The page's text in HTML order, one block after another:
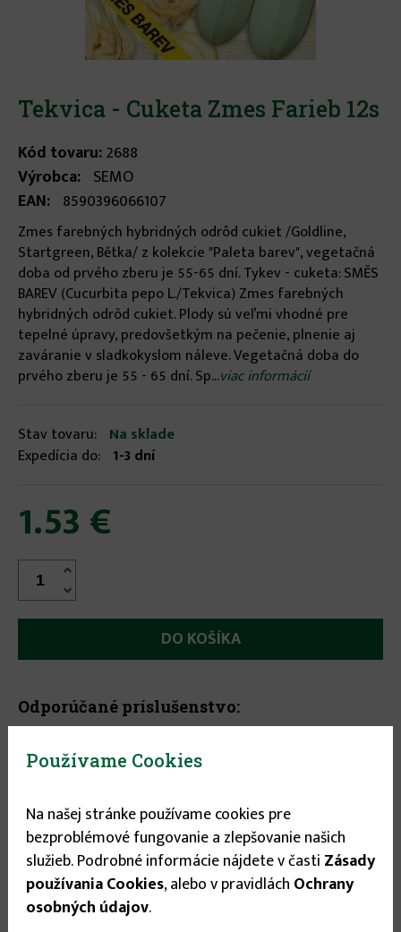
Tekvica - Cuketa Zmes Farieb 12s
Kód tovaru:2688
Výrobca: SEMO
EAN: 8590396066107
Zmes farebných hybridných odrôd cukiet /Goldline,
Startgreen, Bětka/ z kolekcie "Paleta barev", vegetačná
doba od prvého zberu je 55-65 dní. Tykev - cuketa: SMĚS
BAREV (Cucurbita pepo L./Tekvica) Zmes farebných
hybridných odrôd cukiet. Plody sú veľmi vhodné pre
tepelné úpravy, predovšetkým na pečenie, plnenie aj
zaváranie v sladkokyslom náleve. Vegetačná doba do
prvého zberu je 55 - 65 dní. Sp...viac informácií
Stav tovaru: Na sklade
Expedícia do: 1-3 dní
1.53 €


Odporúčané príslušenstvo:
Používame Cookies
Na našej stránke používame cookies pre
bezproblémové fungovanie a zlepšovanie našich
služieb. Podrobné informácie nájdete v časti Zásady
používania Cookies, alebo v pravidlách Ochrany
osobných údajov.